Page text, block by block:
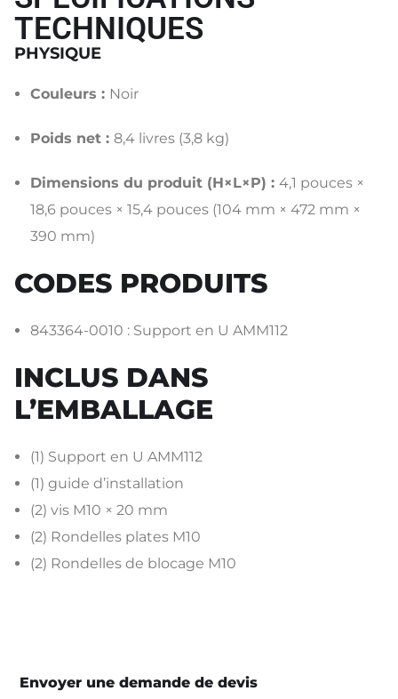
TECHNIQUES
PHYSIQUE
Couleurs : Noir
Poids net : 8,4 livres (3,8 kg)
Dimensions du produit (H×L×P) : 4,1 pouces ×
18,6 pouces × 15,4 pouces (104 mm × 472 mm ×
390 mm)
CODES PRODUITS
843364-0010 : Support en U AMM112
INCLUS DANS
L’EMBALLAGE
(1) Support en U AMM112
(1) guide d’installation
(2) vis M10 × 20 mm
(2) Rondelles plates M10
(2) Rondelles de blocage M10
Envoyer une demande de devis